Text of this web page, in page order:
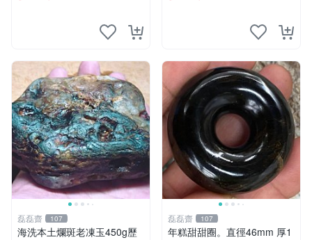
磊磊齋 107
海洗本土爛斑老凍玉450g歷
磊磊齋 107
年糕甜甜圈。直徑46mm 厚1